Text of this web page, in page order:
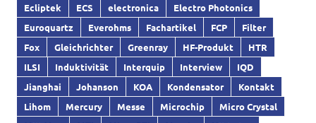
Ecliptek
ECS electronica
Electro Photonics
Euroquartz
Everohms Fachartikel FCP
Filter
Fox
Gleichrichter Greenray HF-Produkt
HTR
ILSI
Induktivität Interquip Interview
IQD
Jianghai
Johanson KOA Kondensator
Kontakt
Lihom
Mercury Messe Microchip
Micro Crystal